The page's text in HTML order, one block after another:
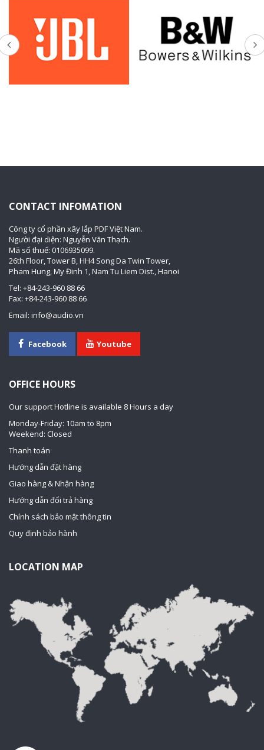
CONTACT INFOMATION
Công ty cổ phần xây lắp PDF Việt Nam.
Người đại diện: Nguyễn Văn Thạch.
Mã số thuế: 0106935099.
26th Floor, Tower B, HH4 Song Da Twin Tower,
Pham Hung, My Đinh 1, Nam Tu Liem Dist., Hanoi
Tel: +84-243-960 88 66
Fax: +84-243-960 88 66
Email: info@audio.vn
Facebook Youtube
OFFICE HOURS
Our support Hotline is available 8 Hours a day
Monday-Friday: 10am to 8pm
Weekend: Closed
Thanh toán
Hướng dẫn đặt hàng
Giao hàng & Nhận hàng
Hướng dẫn đổi trả hàng
Chính sách bảo mật thông tin
Quy định bảo hành
LOCATION MAP